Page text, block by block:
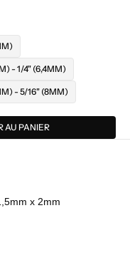
- 1/4" (6,4MM)
- 5/16" (8MM)
AU PANIER
x 2mm